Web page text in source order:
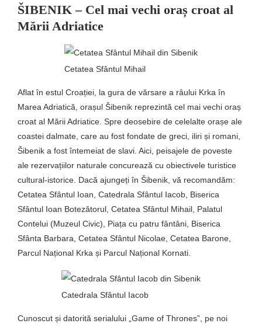
ŠIBENIK – Cel mai vechi oraș croat al
Mării Adriatice
Cetatea Sfântul Mihail
Aflat în estul Croației, la gura de vărsare a râului Krka în
Marea Adriatică, orașul Šibenik reprezintă cel mai vechi oraș
croat al Mării Adriatice. Spre deosebire de celelalte orașe ale
coastei dalmate, care au fost fondate de greci, iliri și romani,
Šibenik a fost întemeiat de slavi. Aici, peisajele de poveste
ale rezervațiilor naturale concurează cu obiectivele turistice
cultural-istorice. Dacă ajungeți în Šibenik, vă recomandăm:
Cetatea Sfântul Ioan, Catedrala Sfântul Iacob, Biserica
Sfântul Ioan Botezătorul, Cetatea Sfântul Mihail, Palatul
Contelui (Muzeul Civic), Piața cu patru fântâni, Biserica
Sfânta Barbara, Cetatea Sfântul Nicolae, Cetatea Barone,
Parcul Național Krka și Parcul Național Kornati.
Catedrala Sfântul Iacob
Cunoscut și datorită serialului „Game of Thrones”, pe noi